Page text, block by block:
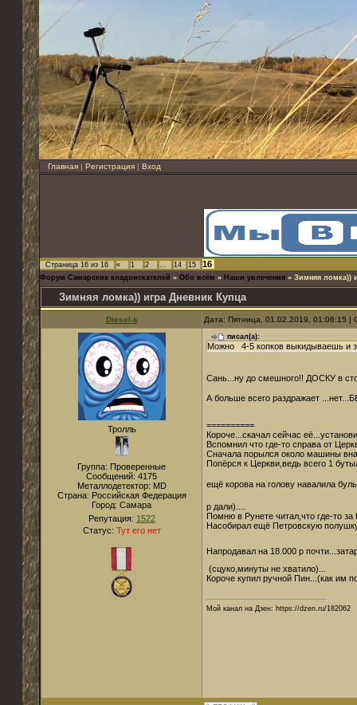
Главная | Регистрация | Вход
Страница 16 из 16 « 1 2 … 14 15 16
Форум Самарских кладоискателей » Обо всём » Наши увлечения » Зимняя ломка))
Зимняя ломка)) игра Дневник Купца
Diesel-s Дата: Пятница, 01.02.2019, 01:06:15
Тролль
Группа: Проверенные
Сообщений: 4175
Металлодетектор: MD
Страна: Российская Федерация
Город: Самара
Репутация: 1522
Статус: Тут его нет
писал(а):
Можно 4-5 копков выкидываешь и
Сань...ну до смешного!! ДОСКУ в
А больше всего раздражает
==========
Короче...скачал сейчас
Вспомнил что где-то справа от
Сначала порылся около машины
Попёрся к Церкви,ведь всего 1
ещё корова на голову навалила
р дали)....
Помню в Рунете читал,что где-то
Насобирал ещё Петровскую
Напродавал на 18.000 р
(сцуко,минуты не хватило)...
Короче купил ручной Пин...(как им
Мой канал на Дзен: https://dzen.ru/182062